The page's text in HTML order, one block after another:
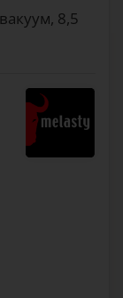
8,5